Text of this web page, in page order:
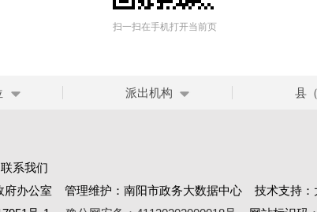
扫一扫在手机打开当前页
派出机构 县
联系我们
府办公室 管理维护：南阳市政务大数据中心 技术支持：